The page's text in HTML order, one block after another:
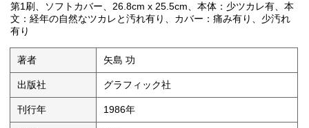
第1刷、ソフトカバー、26.8cm x 25.5cm、本体：少ツカレ有、本
文：経年の自然なツカレと汚れ有り、カバー：痛み有り、少汚れ
有り
著者 矢島 功
出版社 グラフィック社
刊行年 1986年